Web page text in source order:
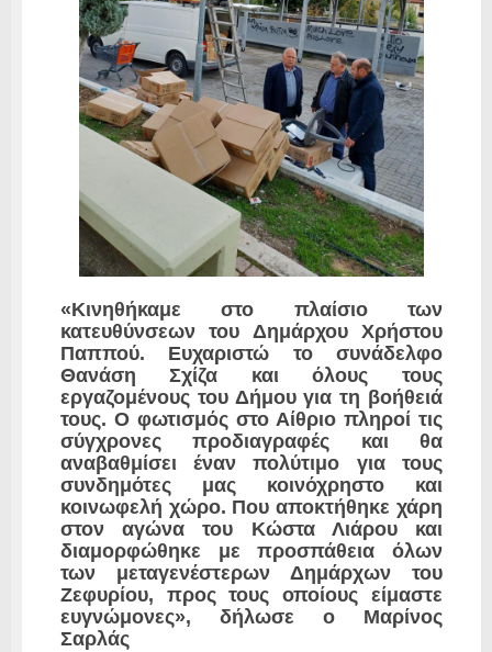
«Κινηθήκαμε στο πλαίσιο των
κατευθύνσεων του Δημάρχου Χρήστου
Παππού. Ευχαριστώ το συνάδελφο
Θανάση Σχίζα και όλους τους
εργαζομένους του Δήμου για τη βοήθειά
τους. Ο φωτισμός στο Αίθριο πληροί τις
σύγχρονες προδιαγραφές και θα
αναβαθμίσει έναν πολύτιμο για τους
συνδημότες μας κοινόχρηστο και
κοινωφελή χώρο. Που αποκτήθηκε χάρη
στον αγώνα του Κώστα Λιάρου και
διαμορφώθηκε με προσπάθεια όλων
των μεταγενέστερων Δημάρχων του
Ζεφυρίου, προς τους οποίους είμαστε
ευγνώμονες», δήλωσε ο Μαρίνος
Σαρλάς